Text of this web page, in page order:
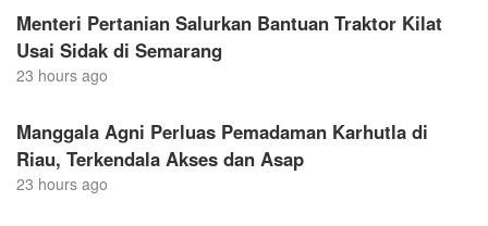
Menteri Pertanian Salurkan Bantuan Traktor Kilat
Usai Sidak di Semarang
23 hours ago
Manggala Agni Perluas Pemadaman Karhutla di
Riau, Terkendala Akses dan Asap
23 hours ago